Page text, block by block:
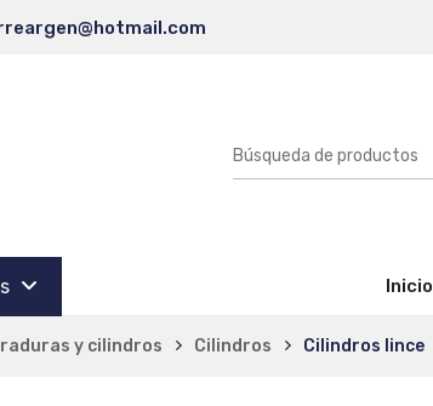
Inicio
y cilindros Cilindros Cilindros lince